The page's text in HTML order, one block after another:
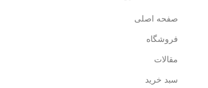
صفحه اصلی
فروشگاه
مقالات
سبد خرید